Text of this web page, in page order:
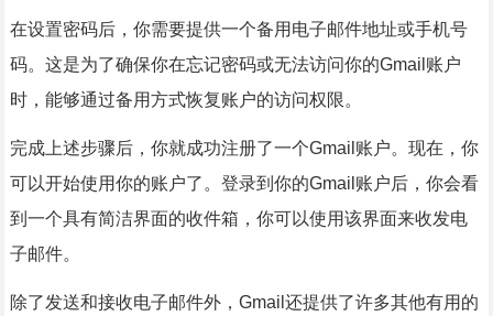
在设置密码后，你需要提供一个备用电子邮件地址或手机号
码。这是为了确保你在忘记密码或无法访问你的Gmail账户
时，能够通过备用方式恢复账户的访问权限。
完成上述步骤后，你就成功注册了一个Gmail账户。现在，你
可以开始使用你的账户了。登录到你的Gmail账户后，你会看
到一个具有简洁界面的收件箱，你可以使用该界面来收发电
子邮件。
除了发送和接收电子邮件外，Gmail还提供了许多其他有用的